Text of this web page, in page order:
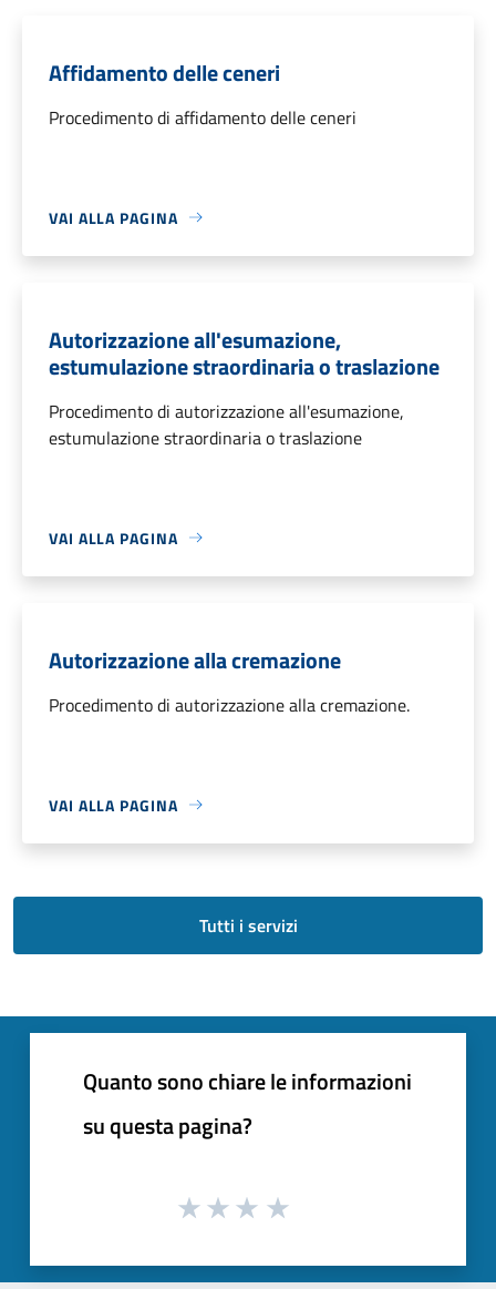
Affidamento delle ceneri
Procedimento di affidamento delle ceneri
VAI ALLA PAGINA
Autorizzazione all'esumazione,
estumulazione straordinaria o traslazione
Procedimento di autorizzazione all'esumazione,
estumulazione straordinaria o traslazione
VAI ALLA PAGINA
Autorizzazione alla cremazione
Procedimento di autorizzazione alla cremazione.
VAI ALLA PAGINA
Tutti i servizi
Quanto sono chiare le informazioni
su questa pagina?